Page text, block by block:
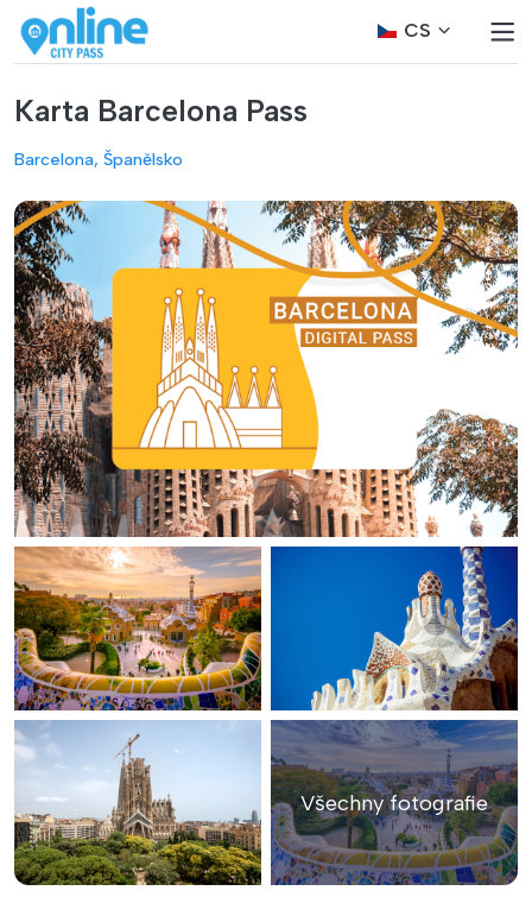
CS
Karta Barcelona Pass
Barcelona, Španělsko
Všechny fotografie